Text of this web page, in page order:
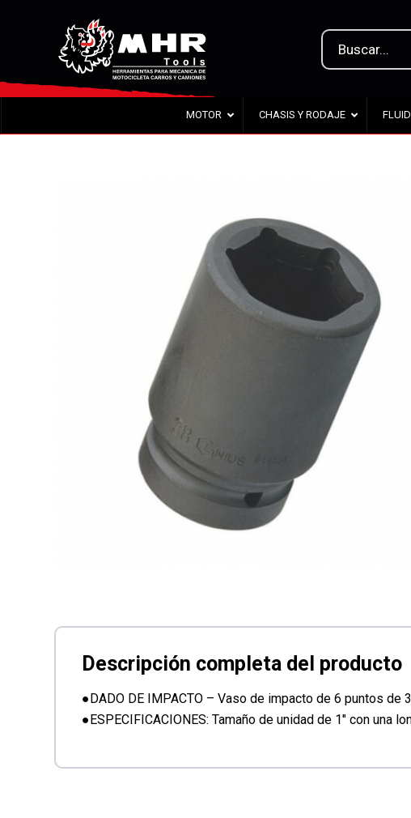
MOTOR CHASIS Y RODAJE
●DADO DE IMPACTO – Vaso de impacto de 6 puntos de
●ESPECIFICACIONES: Tamaño de unidad de 1″ con una